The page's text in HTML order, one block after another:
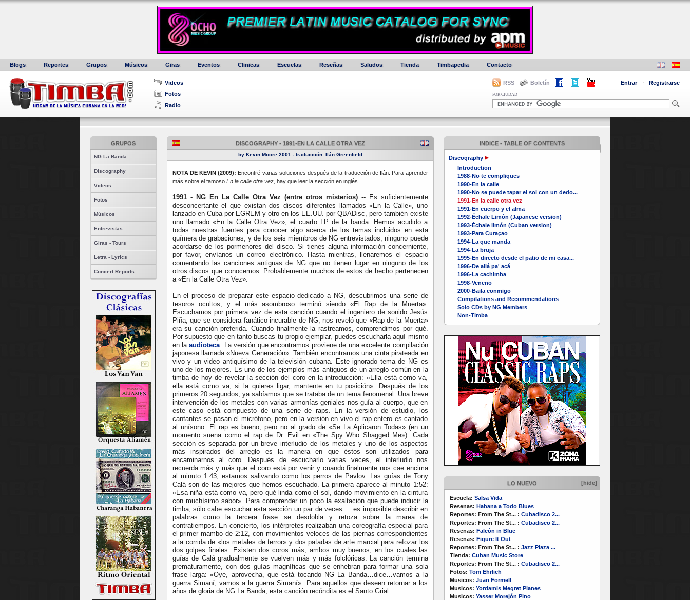
Blogs Reportes Grupos Músicos Giras Eventos Clinicas Escuelas Reseñas Saludos Tienda Timbapedia Contacto
Videos
Fotos
Radio
RSS Boletín Entrar · Registrarse
POR CIUDAD
GRUPOS
NG La Banda
Discography
Videos
Fotos
Músicos
Entrevistas
Giras - Tours
Letra - Lyrics
Concert Reports
INDICE - TABLE OF CONTENTS
Discography
Introduction
1988-No te compliques
1990-En la calle
1990-No se puede tapar el sol con un dedo...
1991-En la calle otra vez
1991-En cuerpo y el alma
1992-Échale Limón (Japanese version)
1993-Échale limón (Cuban version)
1993-Para Curaçao
1994-La que manda
1994-La bruja
1995-En directo desde el patio de mi casa...
1996-De allá pa' acá
1996-La cachimba
1998-Veneno
2000-Baila conmigo
Compilations and Recommendations
Solo CDs by NG Members
Non-Timba
LO NUEVO [hide]
Escuela: Salsa Vida
Resenas: Habana a Todo Blues
Reportes: From The St... : Cubadisco 2...
Reportes: From The St... : Cubadisco 2...
Resenas: Falcón in Blue
Resenas: Figure It Out
Reportes: From The St... : Jazz Plaza ...
Tienda: Cuban Music Store
Reportes: From The St... : Cubadisco 2...
Fotos: Tom Ehrlich
Musicos: Juan Formell
Musicos: Yordamis Megret Planes
Musicos: Yasser Morejón Pino
DISCOGRAPHY - 1991-EN LA CALLE OTRA VEZ
by Kevin Moore 2001 - traducción: Ilán Greenfield
NOTA DE KEVIN (2009): Encontré varias soluciones después de la traducción de Ilán. Para aprender
más sobre el famoso En la calle otra vez, hay que leer la sección en inglés.
1991 - NG En La Calle Otra Vez (entre otros misterios)-- Es suficientemente
desconcertante el que existan dos discos diferentes llamados «En la Calle», uno
lanzado en Cuba por EGREM y otro en los EE.UU. por QBADisc, pero también existe
uno llamado «En la Calle Otra Vez», el cuarto LP de la banda. Hemos acudido a
todas nuestras fuentes para conocer algo acerca de los temas incluidos en esta
químera de grabaciones, y de los seis miembros de NG entrevistados, ninguno puede
acordarse de los pormenores del disco. Si tienes alguna información concerniente,
por favor, envíanos un correo electrónico. Hasta mientras, llenaremos el espacio
comentando las canciones antiguas de NG que no tienen lugar en ninguno de los
otros discos que conocemos. Probablemente muchos de estos de hecho pertenecen
a «En la Calle Otra Vez».
En el proceso de preparar este espacio dedicado a NG, descubrimos una serie de
tesoros ocultos, y el más asombroso terminó siendo «El Rap de la Muerta».
Escuchamos por primera vez de esta canción cuando el ingeniero de sonido Jesús
Piña, que se considera fanático incurable de NG, nos reveló que «Rap de la Muerta»
era su canción preferida. Cuando finalmente la rastreamos, comprendimos por qué.
Por supuesto que en tanto buscas tu propio ejemplar, puedes escucharla aquí mismo
en laaudioteca . La versión que encontramos proviene de una excelente compilación
japonesa llamada «Nueva Generación». También encontramos una cinta pirateada en
vivo y un video antiquísimo de la televisión cubana. Este ignorado tema de NG es
uno de los mejores. Es uno de los ejemplos más antiguos de un arreglo común en la
timba de hoy de revelar la sección del coro en la introducción: «Ella está como va,
ella está como va, si la quieres ligar, mantente en tu posición». Después de los
primeros 20 segundos, ya sabíamos que se trataba de un tema fenomenal. Una breve
intervención de los metales con varias armonías geniales nos guía al cuerpo, que en
este caso está compuesto de una serie de raps. En la versión de estudio, los
cantantes se pasan el micrófono, pero en la versión en vivo el rap entero es cantado
al unísono. El rap es bueno, pero no al grado de «Se La Aplicaron Todas» (en un
momento suena como el rap de Dr. Evil en «The Spy Who Shagged Me»). Cada
sección es separada por un breve interludio de los metales y uno de los aspectos
más inspirados del arreglo es la manera en que éstos son utilizados para
encaminarnos al coro. Después de escucharlo varias veces, el interludio nos
recuerda más y más que el coro está por venir y cuando finalmente nos cae encima
al minuto 1:43, estamos salivando como los perros de Pavlov. Las guías de Tony
Calá son de las mejores que hemos escuchado. La primera aparece al minuto 1:52:
«Esa niña está como va, pero qué linda como el sol, dando movimiento en la cintura
con muchísimo sabor». Para comprender un poco la exaltación que puede inducir la
timba, sólo cabe escuchar esta sección un par de veces…. es imposible describir en
palabras como la tercera frase se desdobla y retoza sobre la marea de
contratiempos. En concierto, los intérpretes realizaban una coreografía especial para
el primer mambo de 2:12, con movimientos veloces de las piernas correspondientes
a la corrida de «los metales de terror» y dos patadas de arte marcial para refozar los
dos golpes finales. Existen dos coros más, ambos muy buenos, en los cuales las
guías de Calá gradualmente se vuelven más y más folclóricas. La canción termina
prematuramente, con dos guías magníficas que se enhebran para formar una sola
frase larga: «Oye, aprovecha, que está tocando NG La Banda…dice…vamos a la
guerra Simaní, vamos a la guerra Simaní». Para aquellos que deseen retornar a los
años de gloria de NG La Banda, esta canción recóndita es el Santo Grial.